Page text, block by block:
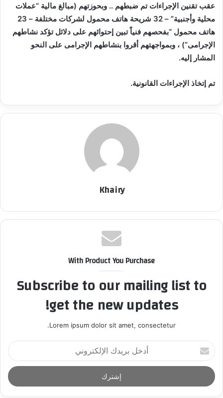
ك
و
عقب تقنين الإجراءات تم ضبطهم .. وبحوزتهم (مبالغ مالية “عملات
محلية وأجنبية” – 32 شريحة هاتف محمول لشركات مختلفة – 23
هاتف محمول “بفحصهم فنياً تبين إحتوائهم على دلائل تؤكد نشاطهم
الإجرامى”) ، وبمواجهتهم أقروا بنشاطهم الإجرامى على النحو
المشار إليه.
تم إتخاذ الإجراءات القانونية.
Khairy
With Product You Purchase
Subscribe to our mailing list to
get the new updates!
Lorem ipsum dolor sit amet, consectetur.
أ
د
خ
ل